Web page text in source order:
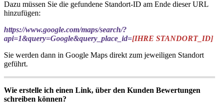
Dazu müssen Sie die gefundene Standort-ID am Ende dieser URL
hinzufügen:
https://www.google.com/maps/search/?
api=1&query=Google&query_place_id=[IHRE STANDORT_ID]
Sie werden dann in Google Maps direkt zum jeweiligen Standort
geführt.
Wie erstelle ich einen Link, über den Kunden Bewertungen
schreiben können?